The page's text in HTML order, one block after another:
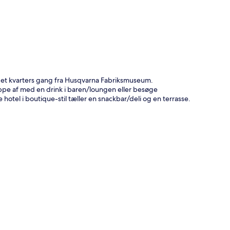
kvarters gang fra Husqvarna Fabriksmuseum.
af med en drink i baren/loungen eller besøge
i boutique-stil tæller en snackbar/deli og en terrasse.